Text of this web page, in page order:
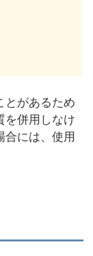
とがあるため
を併用しなけ
合には、使用